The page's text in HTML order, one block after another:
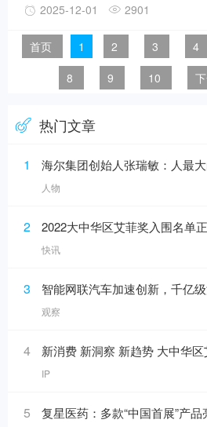
时零售战争中，美团、阿里巴巴、京
770亿元。其中，阿里巴巴中国电商
340亿元，京东新业务经营亏损达157
其核心本地商业经营利润由盈转亏，
中遭受的冲击最为直接且惨重，可以
2025-12-01 2901
首页 1 2 3 4
8
9 10
热门文章
1 海尔集团创始人张瑞敏：人最大的敌人
人物
2 2022大中华区艾菲奖入围名单
快讯
3 智能网联汽车加速创新，千亿
观察
4 新消费 新洞察 新趋势 大中华区艾菲X
IP
5 复星医药：多款“中国首展”产品亮